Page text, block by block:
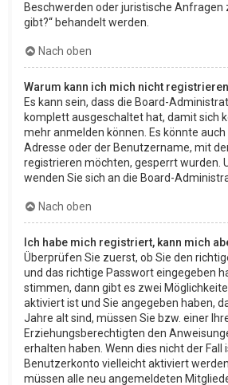
Beschwerden oder juristische Anfragen
gibt?“ behandelt werden.
Nach oben
Warum kann ich mich nicht
Es kann sein, dass die Board-
komplett ausgeschaltet hat, damit sich
mehr anmelden können. Es könnte auch
Adresse oder der Benutzername, mit
registrieren möchten, gesperrt wurden.
wenden Sie sich an die Board-
Nach oben
Ich habe mich registriert, kann mich
Überprüfen Sie zuerst, ob Sie den
und das richtige Passwort eingegeben
stimmen, dann gibt es zwei
aktiviert ist und Sie angegeben haben,
Jahre alt sind, müssen Sie bzw. einer
Erziehungsberechtigten den
erhalten haben. Wenn dies nicht der Fall
Benutzerkonto vielleicht aktiviert
müssen alle neu angemeldeten